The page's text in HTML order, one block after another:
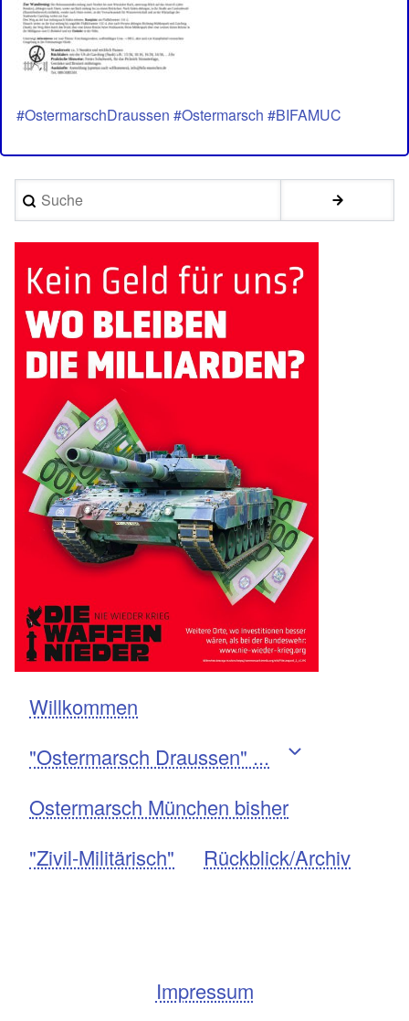
#OstermarschDraussen #Ostermarsch #BIFAMUC
Suche
Navigation
Willkommen
"Ostermarsch Draussen" ...
Ostermarsch München bisher
"Zivil-Militärisch"
Rückblick/Archiv
Impressum